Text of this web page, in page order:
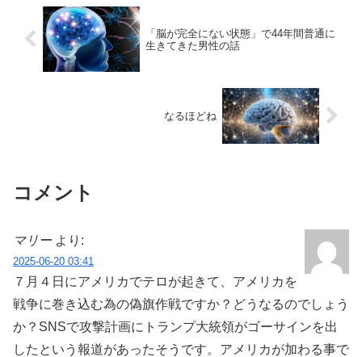
「脳が完全にない状態」で44年間普通に
生きてきた男性の話
なるほどね
コメント
マリー より:
2025-06-20 03:41
７月４日にアメリカでテロが起きて、アメリカを
戦争に巻き込む為の偽旗作戦ですか？どうなるのでしょう
か？SNSで攻撃計画にトランプ大統領がゴーサインを出
したという報道があったそうです。アメリカが加わる事で